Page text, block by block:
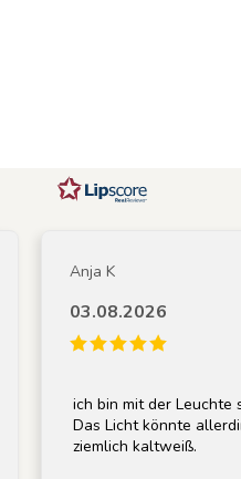
Anja K
03.08.2026
ich bin mit der Leuchte
Das Licht könnte
ziemlich kaltweiß.